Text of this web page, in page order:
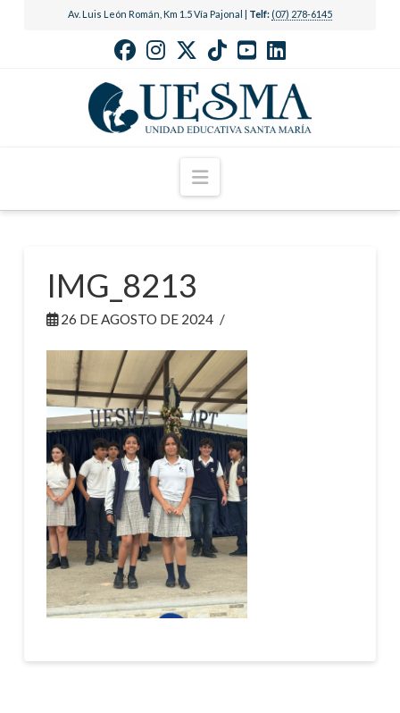
Av. Luis León Román, Km 1.5 Vía Pajonal | Telf: (07) 278-6145
Navigation
IMG_8213
26 DE AGOSTO DE 2024